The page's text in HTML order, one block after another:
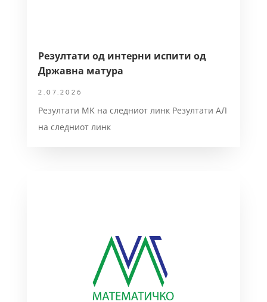
Резултати од интерни испити од
Државна матура
2.07.2026
Резултати MK на следниот линк Резултати АЛ
на следниот линк